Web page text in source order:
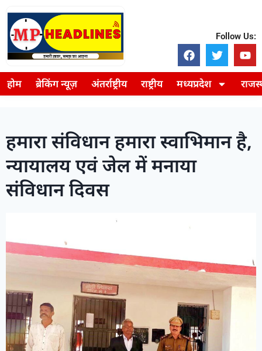
Follow Us:
होम ब्रेकिंग न्यूज़ अंतर्राष्ट्रीय राष्ट्रीय मध्यप्रदेश
हमारा संविधान हमारा स्वाभिमान है,
न्यायालय एवं जेल में मनाया
संविधान दिवस